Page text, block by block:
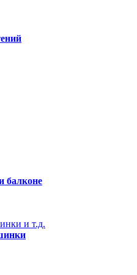
балконе
и т.д.